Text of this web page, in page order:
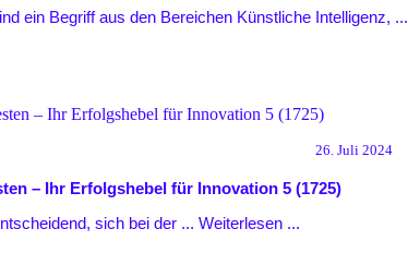
ein Begriff aus den Bereichen Künstliche Intelligenz, ...
26. Juli 2024
– Ihr Erfolgshebel für Innovation 5 (1725)
sich bei der ... Weiterlesen ...